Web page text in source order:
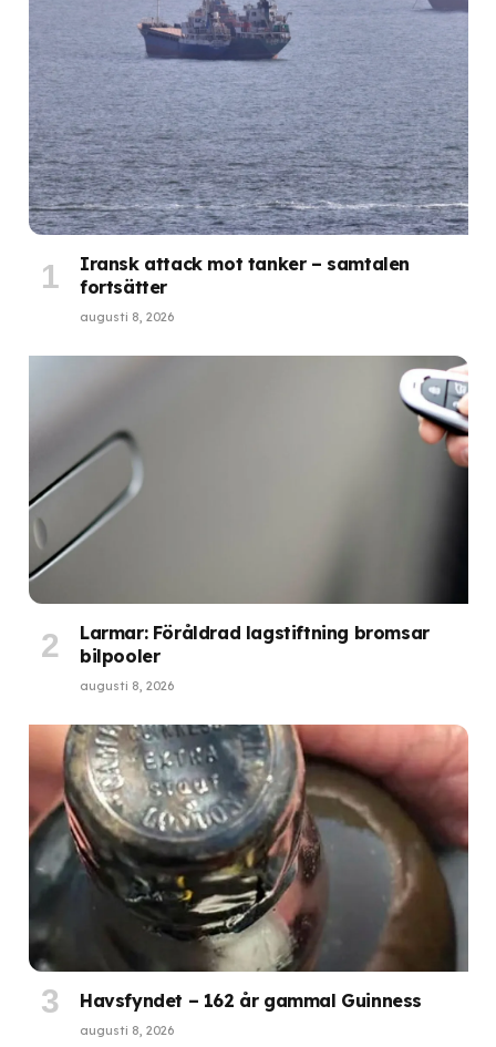
Iransk attack mot tanker – samtalen
fortsätter
augusti 8, 2026
Larmar: Föråldrad lagstiftning bromsar
bilpooler
augusti 8, 2026
Havsfyndet – 162 år gammal Guinness
augusti 8, 2026